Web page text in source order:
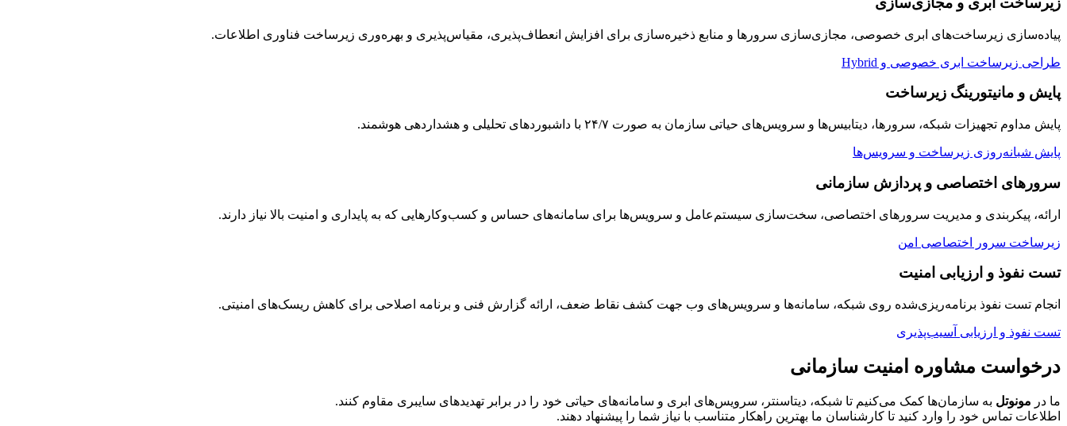
پیاده‌سازی زیرساخت‌های ابری خصوصی، مجازی‌سازی سرورها و منابع ذخیره‌سازی برای افزایش انعطاف‌پذیری، مقیاس‌پذیری و بهره‌وری زیرساخت فناوری اطلاعات.
طراحی زیرساخت ابری خصوصی و Hybrid
پایش و مانیتورینگ زیرساخت
پایش مداوم تجهیزات شبکه، سرورها، دیتابیس‌ها و سرویس‌های حیاتی سازمان به صورت ۲۴/۷ با داشبوردهای تحلیلی و هشداردهی هوشمند.
پایش شبانه‌روزی زیرساخت و سرویس‌ها
سرورهای اختصاصی و پردازش سازمانی
ارائه، پیکربندی و مدیریت سرورهای اختصاصی، سخت‌سازی سیستم‌عامل و سرویس‌ها برای سامانه‌های حساس و کسب‌وکارهایی که به پایداری و امنیت بالا نیاز دارند.
زیرساخت سرور اختصاصی امن
تست نفوذ و ارزیابی امنیت
انجام تست نفوذ برنامه‌ریزی‌شده روی شبکه، سامانه‌ها و سرویس‌های وب جهت کشف نقاط ضعف، ارائه گزارش فنی و برنامه اصلاحی برای کاهش ریسک‌های امنیتی.
تست نفوذ و ارزیابی آسیب‌پذیری
درخواست مشاوره امنیت سازمانی
ما در مونوتل به سازمان‌ها کمک می‌کنیم تا شبکه، دیتاسنتر، سرویس‌های ابری و سامانه‌های حیاتی خود را در برابر تهدیدهای سایبری مقاوم کنند.
اطلاعات تماس خود را وارد کنید تا کارشناسان ما بهترین راهکار متناسب با نیاز شما را پیشنهاد دهند.